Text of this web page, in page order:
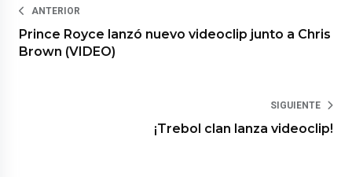
ANTERIOR
Prince Royce lanzó nuevo videoclip junto a Chris
Brown (VIDEO)
SIGUIENTE
¡Trebol clan lanza videoclip!